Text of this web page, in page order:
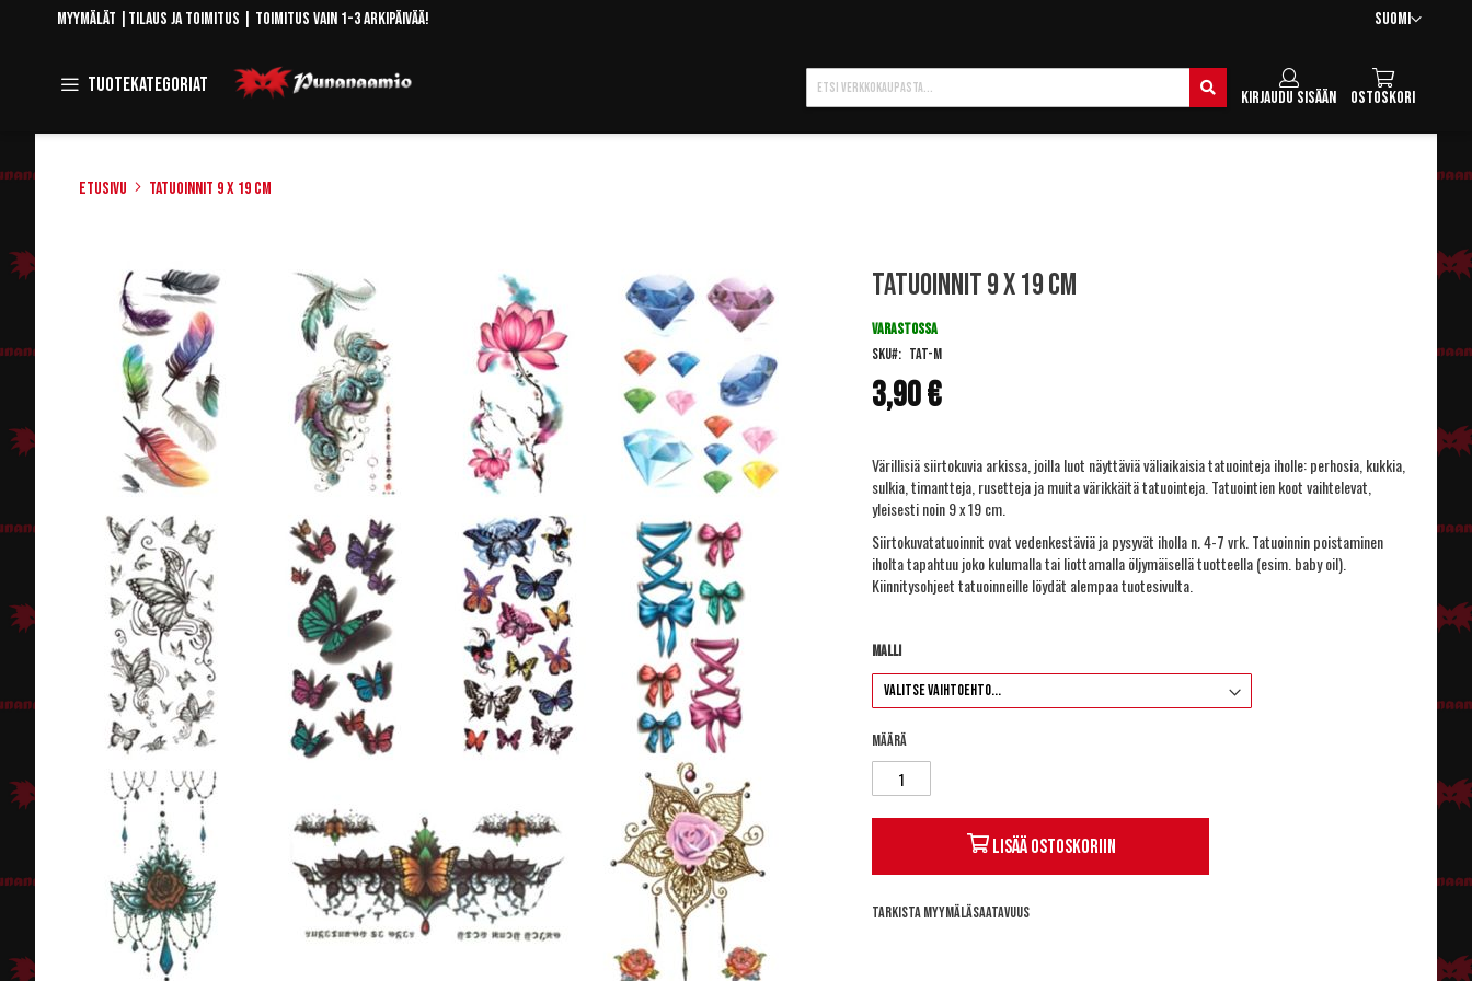
Skip
Kieli
Suomi
Myymälät Tilaus ja toimitus | Toimitus vain 1-3 arkipäivää!
Tuotekategoriat Toggle
Navigation
Ostoskori
Kirjaudu sisään
Hae
Etusivu Tatuoinnit 9 x 19 cm
Tatuoinnit 9 x 19 cm
3,90 €
VARASTOSSA
SKU
TAT-M
Värillisiä siirtokuvia arkissa, joilla luot näyttäviä väliaikaisia tatuointeja iholle: perhosia, kukkia,
sulkia, timantteja, rusetteja ja muita värikkäitä tatuointeja. Tatuointien koot vaihtelevat,
yleisesti noin 9 x 19 cm.
Siirtokuvatatuoinnit ovat vedenkestäviä ja pysyvät iholla n. 4-7 vrk. Tatuoinnin poistaminen
iholta tapahtuu joko kulumalla tai liottamalla öljymäisellä tuotteella (esim. baby oil).
Kiinnitysohjeet tatuoinneille löydät alempaa tuotesivulta.
Malli
Määrä
Lisää ostoskoriin
Tarkista myymäläsaatavuus